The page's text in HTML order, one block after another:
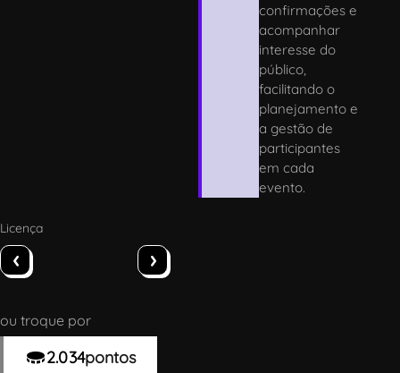
confirmações e
acompanhar
interesse do
público,
facilitando o
planejamento e
a gestão de
participantes
em cada
evento.
Licença
‹ ›
ou troque por
2.034pontos